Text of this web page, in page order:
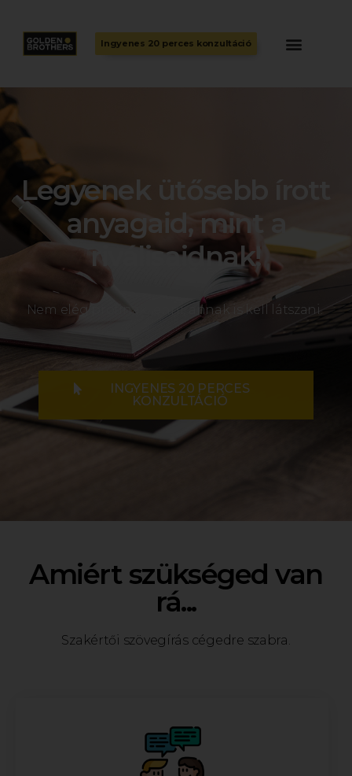
Ingyenes 20 perces konzultáció
Legyenek ütősebb írott
anyagaid, mint a
riválisaidnak!
Nem elég profinak lenni, annak is kell látszani.
INGYENES 20 PERCES
KONZULTÁCIÓ
Amiért szükséged van
rá...
Szakértői szövegírás cégedre szabra.